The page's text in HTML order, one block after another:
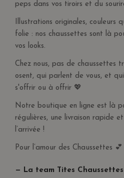
peps dans vos tiroirs et du
Illustrations originales,
folie : nos chaussettes sont là
vos looks.
Chez nous, pas de chaussettes
osent, qui parlent de vous, et
s'offrir ou à offrir 💖
Notre boutique en ligne est là
régulières, une livraison rapide
l’arrivée !
Pour l’amour des Chaussettes 💕
— La team Tites